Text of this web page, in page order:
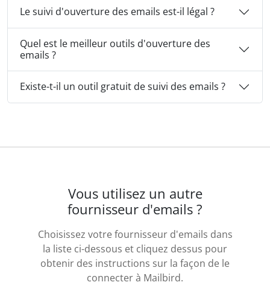
Le suivi d'ouverture des emails est-il légal ?
Quel est le meilleur outils d'ouverture des
emails ?
Existe-t-il un outil gratuit de suivi des emails ?
Vous utilisez un autre
fournisseur d'emails ?
Choisissez votre fournisseur d'emails dans
la liste ci-dessous et cliquez dessus pour
obtenir des instructions sur la façon de le
connecter à Mailbird.